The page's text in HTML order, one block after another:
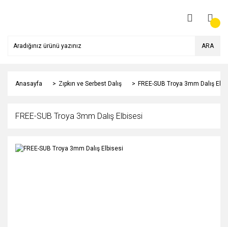
ARA
Anasayfa Zıpkın ve Serbest Dalış FREE-SUB Troya 3mm Dalış
FREE-SUB Troya 3mm Dalış Elbisesi